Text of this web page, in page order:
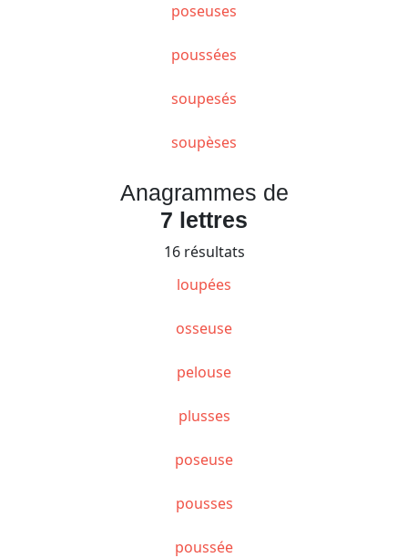
poseuses
poussées
soupesés
soupèses
Anagrammes de
7 lettres
16 résultats
loupées
osseuse
pelouse
plusses
poseuse
pousses
poussée